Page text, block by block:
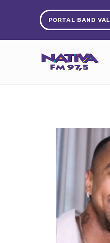
PORTAL BAND